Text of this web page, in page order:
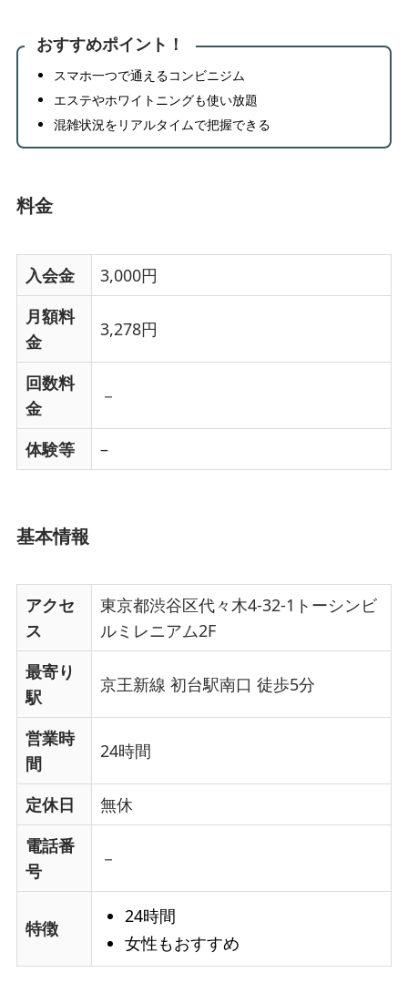
おすすめポイント！
スマホ一つで通えるコンビニジム
エステやホワイトニングも使い放題
混雑状況をリアルタイムで把握できる
料金
入会金
3,000円
月額料
金
3,278円
回数料
金
－
体験等 –
基本情報
アクセ
ス
東京都渋谷区代々木4-32-1トーシンビ
ルミレニアム2F
最寄り
駅
京王新線 初台駅南口 徒歩5分
営業時
間
24時間
定休日
無休
電話番
号
－
特徴
24時間
女性もおすすめ